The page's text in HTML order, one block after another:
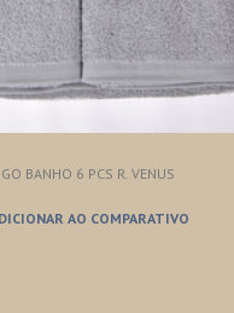
BANHO 6 PCS R. VENUS
AO COMPARATIVO